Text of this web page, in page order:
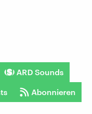
ARD Sounds
Abonnieren